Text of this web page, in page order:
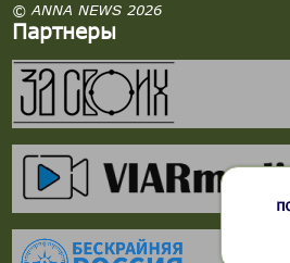
© ANNA NEWS 2026
Партнеры